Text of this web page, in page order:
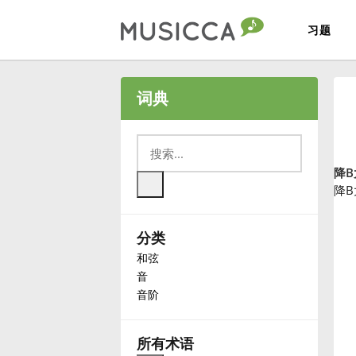
习题
Български
Deutsch
Español
词典
分类
和弦
音
音阶
所有术语
降
降B